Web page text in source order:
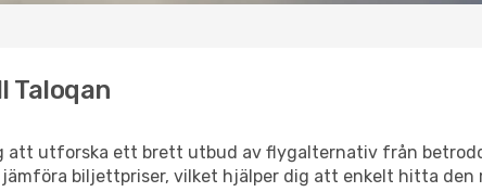
Taloqan
att utforska ett brett utbud av flygalternativ från
biljettpriser, vilket hjälper dig att enkelt hitta den